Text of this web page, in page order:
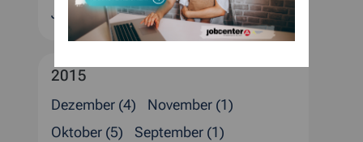
Januar (3)
2015
Dezember (4)
November (1)
Oktober (5)
September (1)